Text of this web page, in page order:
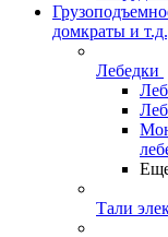
домкраты и
Лебедки
Тали